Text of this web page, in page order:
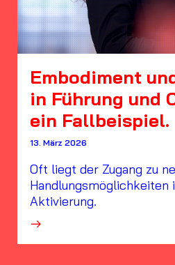
Embodiment
in Führung und
ein Fallbeispiel.
13. März 2026
Oft liegt der Zugang zu
Handlungsmöglichkeiten
Aktivierung.